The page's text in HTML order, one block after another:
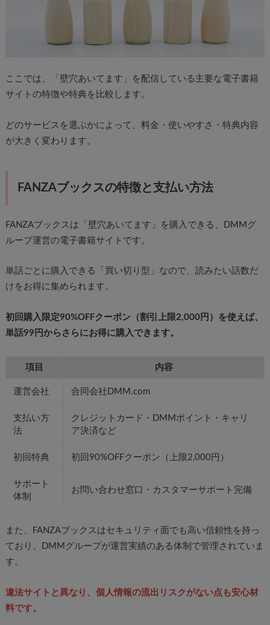
ここでは、「壁穴あいてます」を配信している主要な電子書籍
サイトの特徴や特典を比較します。
どのサービスを選ぶかによって、料金・使いやすさ・特典内容
が大きく変わります。
FANZAブックスの特徴と支払い方法
FANZAブックスは「壁穴あいてます」を購入できる、DMMグ
ループ運営の電子書籍サイトです。
単話ごとに購入できる「買い切り型」なので、読みたい話数だ
けをお得に集められます。
初回購入限定90%OFFクーポン（割引上限2,000円）を使えば、
単話99円からさらにお得に購入できます。
項目 内容
運営会社 合同会社DMM.com
支払い方
法
クレジットカード・DMMポイント・キャリ
ア決済など
初回特典 初回90%OFFクーポン（上限2,000円）
サポート
体制
お問い合わせ窓口・カスタマーサポート完備
また、FANZAブックスはセキュリティ面でも高い信頼性を持っ
ており、DMMグループが運営実績のある体制で管理されていま
す。
違法サイトと異なり、個人情報の流出リスクがない点も安心材
料です。